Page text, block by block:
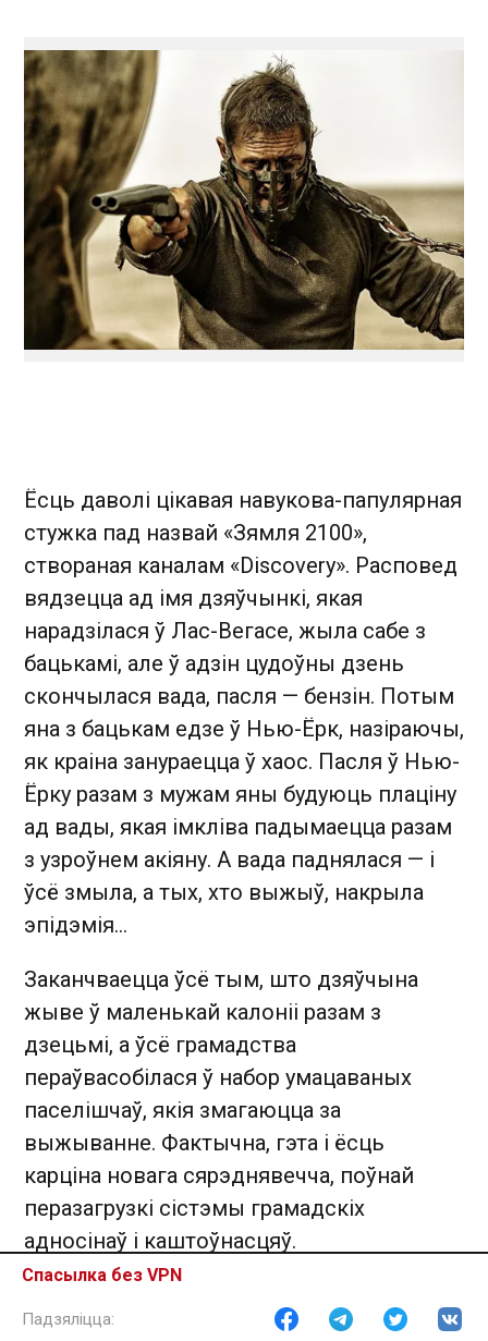
Ёсць даволі цікавая навукова-папулярная
стужка пад назвай «Зямля 2100»,
створаная каналам «Discovery». Расповед
вядзецца ад імя дзяўчынкі, якая
нарадзілася ў Лас-Вегасе, жыла сабе з
бацькамі, але ў адзін цудоўны дзень
скончылася вада, пасля — бензін. Потым
яна з бацькам едзе ў Нью-Ёрк, назіраючы,
як краіна занураецца ў хаос. Пасля ў Нью-
Ёрку разам з мужам яны будуюць плаціну
ад вады, якая імкліва падымаецца разам
з узроўнем акіяну. А вада паднялася — і
ўсё змыла, а тых, хто выжыў, накрыла
эпідэмія...
Заканчваецца ўсё тым, што дзяўчына
жыве ў маленькай калоніі разам з
дзецьмі, а ўсё грамадства
пераўвасобілася ў набор умацаваных
паселішчаў, якія змагаюцца за
выжыванне. Фактычна, гэта і ёсць
карціна новага сярэднявечча, поўнай
перазагрузкі сістэмы грамадскіх
адносінаў і каштоўнасцяў.
Спасылка без VPN